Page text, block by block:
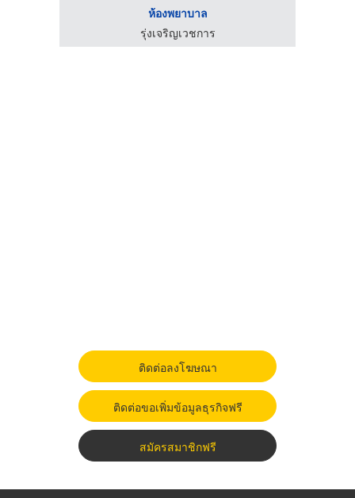
ห้องพยาบาล
รุ่งเจริญเวชการ
ติดต่อลงโฆษณา
ติดต่อขอเพิ่มข้อมูลธุรกิจฟรี
สมัครสมาชิกฟรี